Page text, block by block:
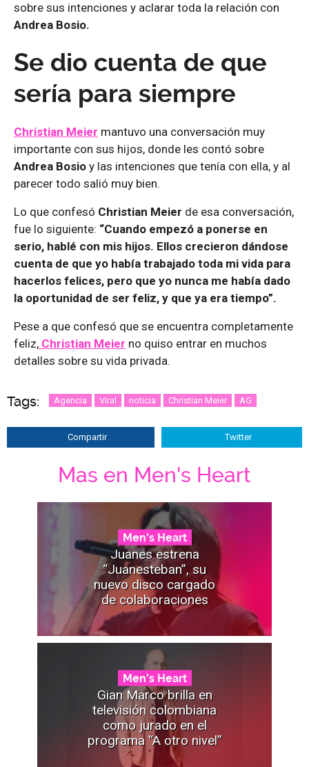
sobre sus intenciones y aclarar toda la relación con
Andrea Bosio.
Se dio cuenta de que
sería para siempre
Christian Meier mantuvo una conversación muy
importante con sus hijos, donde les contó sobre
Andrea Bosio y las intenciones que tenía con ella, y al
parecer todo salió muy bien.
Lo que confesó Christian Meier de esa conversación,
fue lo siguiente: “Cuando empezó a ponerse en
serio, hablé con mis hijos. Ellos crecieron dándose
cuenta de que yo había trabajado toda mi vida para
hacerlos felices, pero que yo nunca me había dado
la oportunidad de ser feliz, y que ya era tiempo”.
Pese a que confesó que se encuentra completamente
feliz, Christian Meier no quiso entrar en muchos
detalles sobre su vida privada.
Tags: Agencia Viral noticia Christian Meier AG
Compartir Twitter
Mas en Men's Heart
Men's Heart
Juanes estrena
“Juanesteban”, su
nuevo disco cargado
de colaboraciones
Men's Heart
Gian Marco brilla en
televisión colombiana
como jurado en el
programa “A otro nivel”